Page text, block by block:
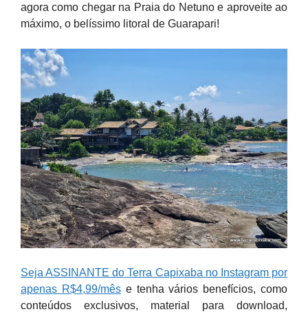
agora como chegar na Praia do Netuno e aproveite ao
máximo, o belíssimo litoral de Guarapari!
Seja ASSINANTE do Terra Capixaba no Instagram por
apenas R$4,99/mêse tenha vários benefícios, como
conteúdos exclusivos, material para download,